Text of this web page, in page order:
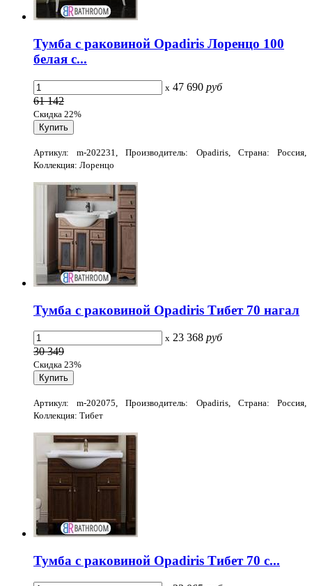
Тумба с раковиной Opadiris Лоренцо 100
белая с...
x 47 690 руб
61 142
Скидка 22%
Артикул: m-202231, Производитель: Opadiris, Страна: Россия,
Коллекция: Лоренцо
Тумба с раковиной Opadiris Тибет 70 нагал
x 23 368 руб
30 349
Скидка 23%
Артикул: m-202075, Производитель: Opadiris, Страна: Россия,
Коллекция: Тибет
Тумба с раковиной Opadiris Тибет 70 с...